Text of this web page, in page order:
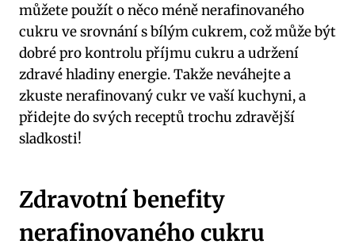
můžete použít o něco méně nerafinovaného
cukru ve srovnání s bílým cukrem, což může být
dobré pro kontrolu příjmu cukru a udržení
zdravé hladiny energie. Takže neváhejte a
zkuste nerafinovaný cukr ve vaší kuchyni, a
přidejte do svých receptů trochu zdravější
sladkosti!
Zdravotní benefity
nerafinovaného cukru